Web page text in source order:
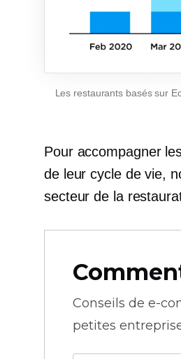
Les restaurants basés sur
Pour accompagner
de leur cycle de vie,
secteur de la
Conseils de e-
petites